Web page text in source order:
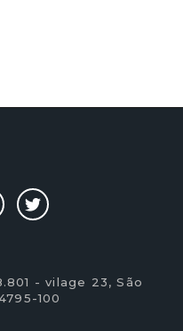
- vilage 23, São
100